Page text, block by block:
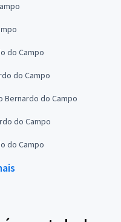
do Campo
do Campo
Bernardo do Campo
do Campo
do Campo